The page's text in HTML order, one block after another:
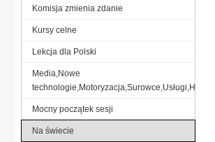
Komisja zmienia zdanie
Kursy celne
Lekcja dla Polski
Media,Nowe
technologie,Motoryzacja,Surowce,Usługi,Handel,
Mocny początek sesji
Na świecie